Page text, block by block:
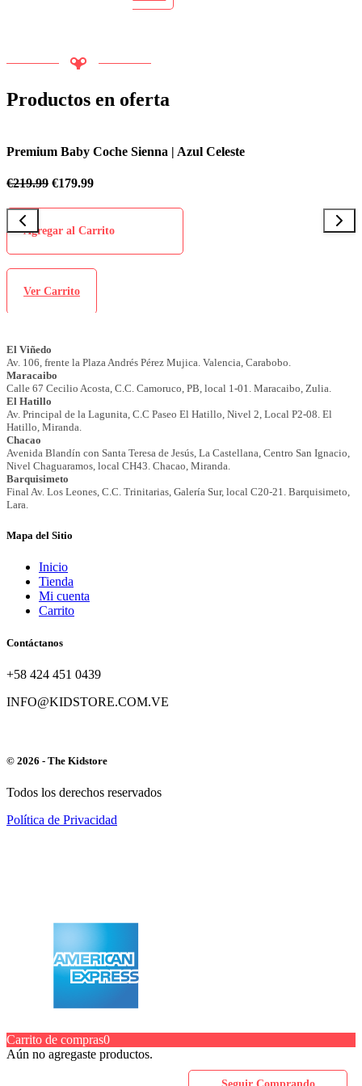
Productos en oferta
Premium Baby Coche Sienna | Azul Celeste
€219.99 €179.99
Agregar al Carrito
Ver Carrito
Mapa del Sitio
Inicio
Tienda
Mi cuenta
Carrito
Contáctanos
+58 424 451 0439
INFO@KIDSTORE.COM.VE
© 2026 - The Kidstore
Todos los derechos reservados
Política de Privacidad
Carrito de compras0
Aún no agregaste productos.